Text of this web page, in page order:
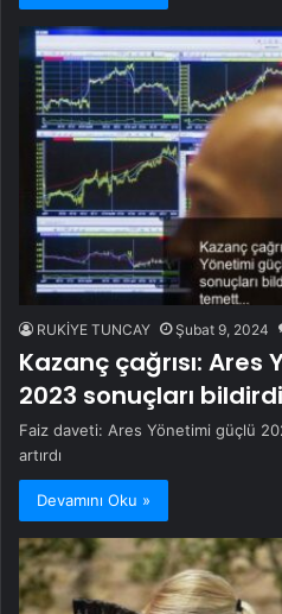
RUKİYE TUNCAY Şubat 9, 2024
Kazanç çağrısı:
2023 sonuçları
Faiz daveti: Ares Yönetimi güçlü
artırdı
Devamını Oku »